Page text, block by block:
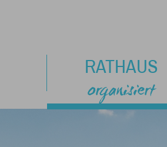
RATHAUS
organisiert